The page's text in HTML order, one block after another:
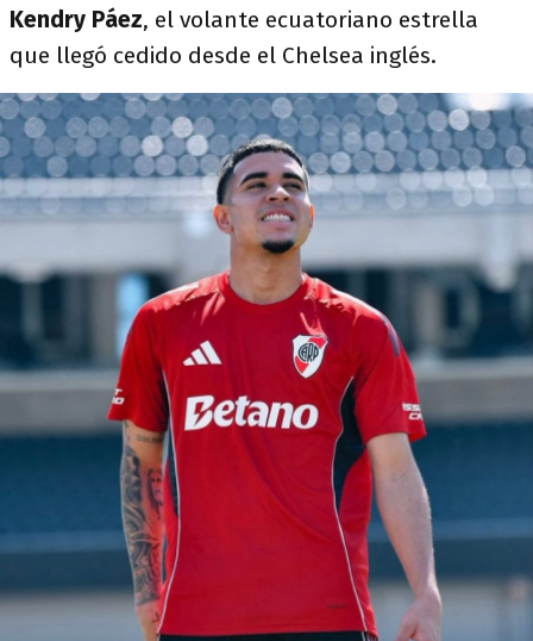
Kendry Páez, el volante ecuatoriano estrella
que llegó cedido desde el Chelsea inglés.